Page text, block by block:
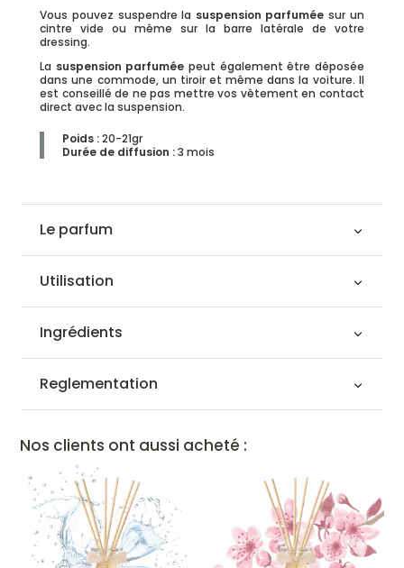
Vous pouvez suspendre la suspension parfumée sur un
cintre vide ou même sur la barre latérale de votre
dressing.
La suspension parfumée peut également être déposée
dans une commode, un tiroir et même dans la voiture. Il
est conseillé de ne pas mettre vos vêtement en contact
direct avec la suspension.
Poids :20-21gr
Durée de diffusion :3 mois
Le parfum
Utilisation
Ingrédients
Reglementation
Nos clients ont aussi acheté :